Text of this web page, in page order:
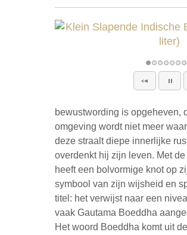
bewustwording is opgeheven,
omgeving wordt niet meer
deze straalt diepe innerlijke
overdenkt hij zijn leven. Met
heeft een bolvormige knot op
symbool van zijn wijsheid en
titel: het verwijst naar een
vaak Gautama Boeddha
Het woord Boeddha komt uit